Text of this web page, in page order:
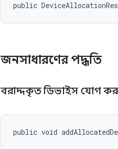
public
জনসাধারণের পদ্ধতি
বরাদ্দকৃত ডিভাইস যোগ
public void